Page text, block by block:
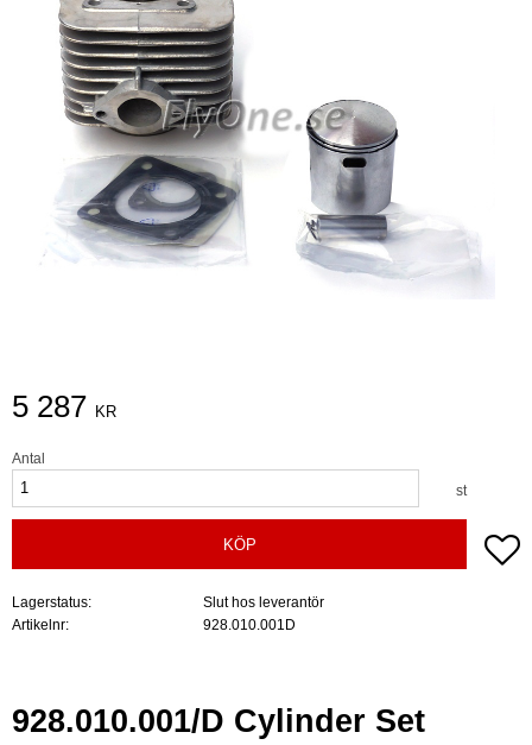
5 287 KR
Antal
st
KÖP
Lagerstatus
Slut hos leverantör
Artikelnr
928.010.001D
928.010.001/D Cylinder Set